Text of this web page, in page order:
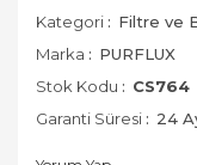
Kategori
Filtre ve
Marka
PURFLUX
Stok Kodu
CS764
Garanti Süresi
24